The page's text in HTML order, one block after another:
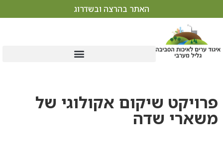
האתר בהרצה ובשדרוג
פרויקט שיקום אקולוגי של
משארי שדה